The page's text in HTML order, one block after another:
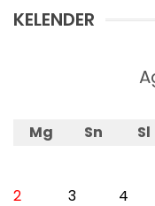
KELENDER
Mg Sn Sl
2
3 4